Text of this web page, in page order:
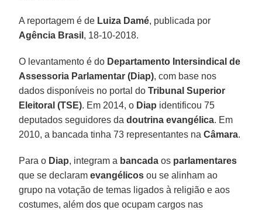
A reportagem é de Luiza Damé, publicada por
Agência Brasil , 18-10-2018.
O levantamento é do Departamento Intersindical de
Assessoria Parlamentar (Diap), com base nos
dados disponíveis no portal doTribunal Superior
Eleitoral (TSE). Em 2014, o Diap identificou 75
deputados seguidores dadoutrina evangélica. Em
2010, a bancada tinha 73 representantes naCâmara.
Para o Diap, integram a bancadaos parlamentares
que se declaramevangélicos ou se alinham ao
grupo na votação de temas ligados à religião e aos
costumes, além dos que ocupam cargos nas